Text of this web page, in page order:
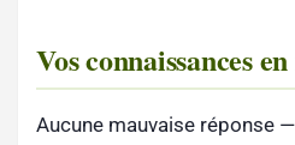
Vos connaissances
Aucune mauvaise réponse